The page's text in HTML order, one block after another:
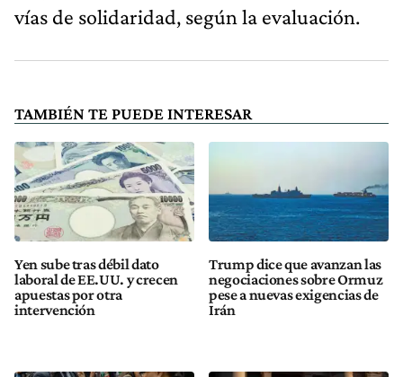
vías de solidaridad, según la evaluación.
TAMBIÉN TE PUEDE INTERESAR
Yen sube tras débil dato
laboral de EE.UU. y crecen
apuestas por otra
intervención
Trump dice que avanzan las
negociaciones sobre Ormuz
pese a nuevas exigencias de
Irán